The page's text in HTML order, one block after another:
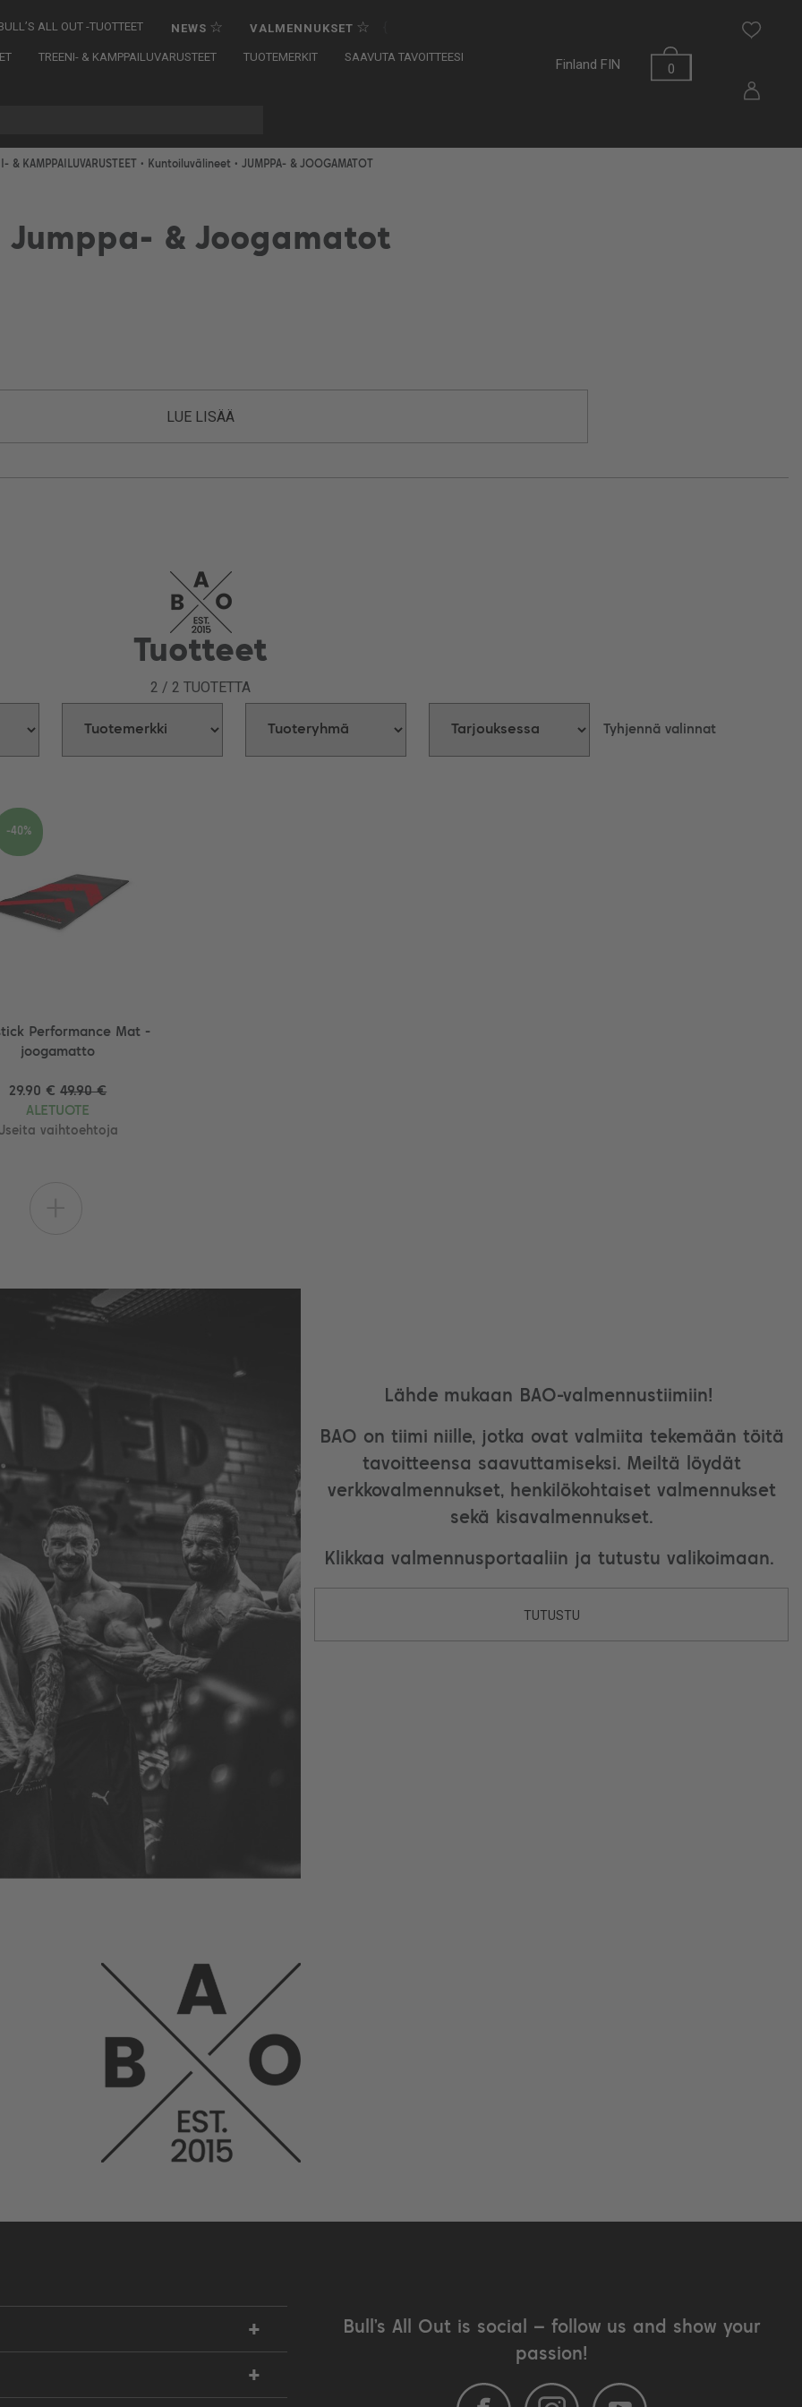
ALL OUT -TUOTTEET NEWS ☆ VALMENNUKSET ☆
TREENI- & KAMPPAILUVARUSTEET TUOTEMERKIT SAAVUTA TAVOITTEESI
0
Finland FIN
& KAMPPAILUVARUSTEET • Kuntoiluvälineet • JUMPPA- & JOOGAMATOT
Jumppa- & Joogamatot
LUE LISÄÄ
Tuotteet
2 / 2 TUOTETTA
Tyhjennä valinnat
Performance Mat -
joogamatto
29.90 € 49.90 €
ALETUOTE
vaihtoehtoja
-40%
Lähde mukaan BAO-valmennustiimiin!
BAO on tiimi niille, jotka ovat valmiita tekemään töitä
tavoitteensa saavuttamiseksi. Meiltä löydät
verkkovalmennukset, henkilökohtaiset valmennukset
sekä kisavalmennukset.
Klikkaa valmennusportaaliin ja tutustu valikoimaan.
TUTUSTU
+
+
Bull’s All Out is social – follow us and show your
passion!